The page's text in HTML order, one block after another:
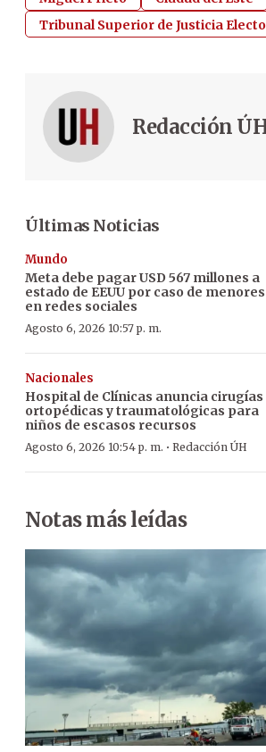
Tribunal Superior de Justicia
Redacción
Últimas Noticias
Mundo
Meta debe pagar USD 567 millones a
estado de EEUU por caso de menores
en redes sociales
Agosto 6, 2026 10:57 p. m.
Nacionales
Hospital de Clínicas anuncia cirugías
ortopédicas y traumatológicas para
niños de escasos recursos
Agosto 6, 2026 10:54 p. m. · Redacción ÚH
Notas más leídas